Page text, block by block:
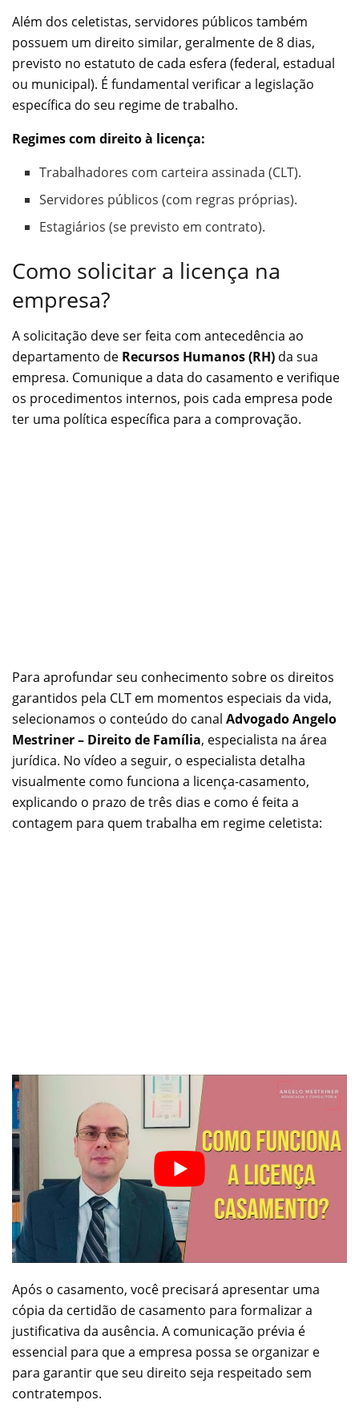
Além dos celetistas, servidores públicos também
possuem um direito similar, geralmente de 8 dias,
previsto no estatuto de cada esfera (federal, estadual
ou municipal). É fundamental verificar a legislação
específica do seu regime de trabalho.
Regimes com direito à licença:
Trabalhadores com carteira assinada (CLT).
Servidores públicos (com regras próprias).
Estagiários (se previsto em contrato).
Como solicitar a licença na
empresa?
A solicitação deve ser feita com antecedência ao
departamento de Recursos Humanos (RH) da sua
empresa. Comunique a data do casamento e verifique
os procedimentos internos, pois cada empresa pode
ter uma política específica para a comprovação.
Para aprofundar seu conhecimento sobre os direitos
garantidos pela CLT em momentos especiais da vida,
selecionamos o conteúdo do canal Advogado Angelo
Mestriner – Direito de Família, especialista na área
jurídica. No vídeo a seguir, o especialista detalha
visualmente como funciona a licença-casamento,
explicando o prazo de três dias e como é feita a
contagem para quem trabalha em regime celetista:
Após o casamento, você precisará apresentar uma
cópia da certidão de casamento para formalizar a
justificativa da ausência. A comunicação prévia é
essencial para que a empresa possa se organizar e
para garantir que seu direito seja respeitado sem
contratempos.